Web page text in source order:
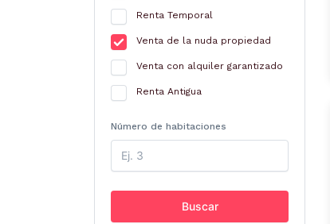
Renta Temporal
Venta de la nuda propiedad
Venta con alquiler garantizado
Renta Antigua
Número de habitaciones
Buscar